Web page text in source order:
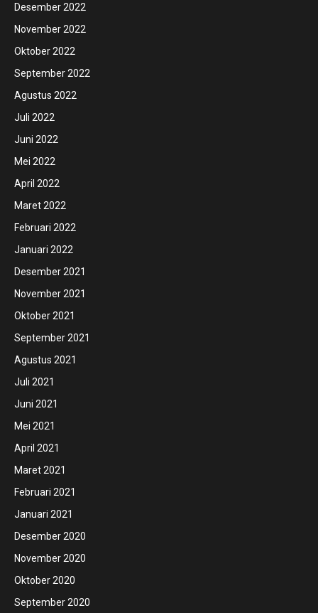
Desember 2022
November 2022
Oktober 2022
September 2022
Agustus 2022
Juli 2022
Juni 2022
Mei 2022
April 2022
Maret 2022
Februari 2022
Januari 2022
Desember 2021
November 2021
Oktober 2021
September 2021
Agustus 2021
Juli 2021
Juni 2021
Mei 2021
April 2021
Maret 2021
Februari 2021
Januari 2021
Desember 2020
November 2020
Oktober 2020
September 2020